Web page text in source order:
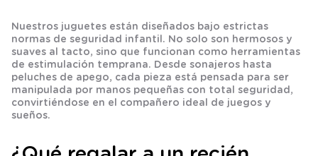
Nuestros juguetes están diseñados bajo estrictas
normas de seguridad infantil. No solo son hermosos y
suaves al tacto, sino que funcionan como herramientas
de estimulación temprana. Desde sonajeros hasta
peluches de apego, cada pieza está pensada para ser
manipulada por manos pequeñas con total seguridad,
convirtiéndose en el compañero ideal de juegos y
sueños.